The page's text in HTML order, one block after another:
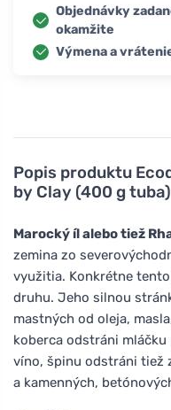
Popis produktu
by Clay (400 g
Marocký íl alebo tiež
zemina zo
využitia. Konkrétne
druhu. Jeho silnou
mastných od oleja,
koberca odstráni
víno, špinu odstráni tiež
a kamenných,
Objednávky
okamžite
Výmena a